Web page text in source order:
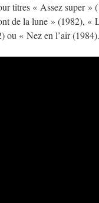
titres « Assez super »
de la lune » (1982), «
ou « Nez en l’air (1984).